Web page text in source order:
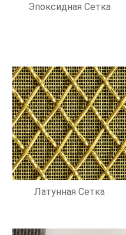
Эпоксидная Сетка
Латунная Сетка